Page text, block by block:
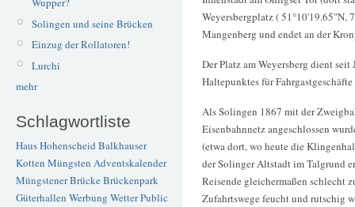
Solingen und seine Brücken
Einzug der Rollatoren!
Lurchi
mehr
Schlagwortliste
Haus Hohenscheid Balkhauser
Kotten Müngsten Adventskalender
Müngstener BrückeBrückenpark
Güterhallen Werbung WetterPublic
Weyersbergplatz ( 51°10'19.65"N,
Mangenberg und endet an der
Der Platz am Weyersberg dient
Haltepunktes für
Als Solingen 1867 mit der
Eisenbahnnetz angeschlossen
(etwa dort, wo heute die
der Solinger Altstadt im Talgrund
Reisende gleichermaßen schlecht
Zufahrtswege feucht und rutschig